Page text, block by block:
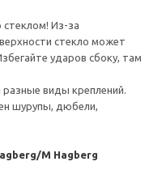
Из-за
стекло может
ударов сбоку, там
виды креплений.
шурупы, дюбели,
M Hagberg